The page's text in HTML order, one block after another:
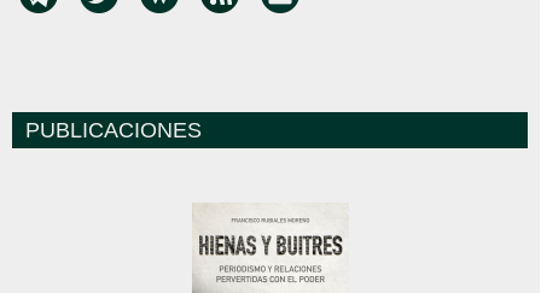
PUBLICACIONES